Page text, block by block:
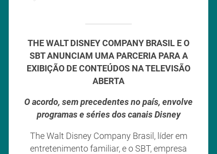
THE WALT DISNEY COMPANY BRASIL E O
SBT ANUNCIAM UMA PARCERIA PARA A
EXIBIÇÃO DE CONTEÚDOS NA TELEVISÃO
ABERTA
O acordo, sem precedentes no país, envolve
programas e séries dos canais Disney
The Walt Disney Company Brasil, líder em
entretenimento familiar, e o SBT, empresa